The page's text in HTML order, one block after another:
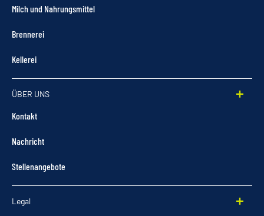
Milch und Nahrungsmittel
Brennerei
Kellerei
ÜBER UNS
Kontakt
Nachricht
Stellenangebote
Legal